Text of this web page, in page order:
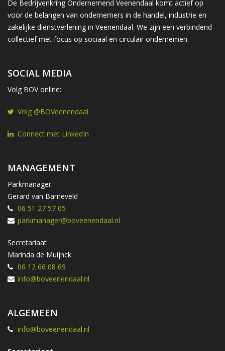
De Bedrijvenkring Ondernemend Veenendaal komt actief op
voor de belangen van ondernemers in de handel, industrie en
zakelijke dienstverlening in Veenendaal. We zijn een verbindend
collectief met focus op sociaal en circulair ondernemen.
SOCIAL MEDIA
Volg BOV online:
Volg @BOVeenendaal
Connect met LinkedIn
MANAGEMENT
Parkmanager
Gerard van Barneveld
06 51 27 57 05
parkmanager@boveenendaal.nl
Secretariaat
Marinda de Muijnck
06 12 66 08 69
info@boveenendaal.nl
ALGEMEEN
info@boveenendaal.nl